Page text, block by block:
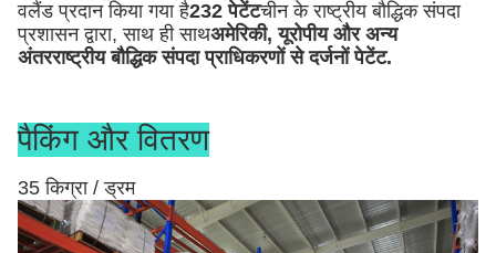
वलैंड प्रदान किया गया है232 पेटेंटचीन के राष्ट्रीय बौद्धिक संपदा
प्रशासन द्वारा, साथ ही साथअमेरिकी, यूरोपीय और अन्य
अंतरराष्ट्रीय बौद्धिक संपदा प्राधिकरणों से दर्जनों पेटेंट.
पैकिंग और वितरण
35 किग्रा / ड्रम